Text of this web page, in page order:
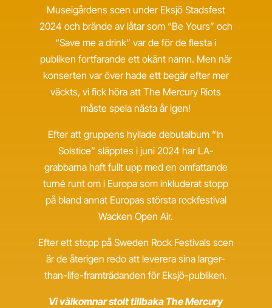
Museigårdens scen under Eksjö Stadsfest
2024 och brände av låtar som “Be Yours” och
“Save me a drink” var de för de flesta i
publiken fortfarande ett okänt namn. Men när
konserten var över hade ett begär efter mer
väckts, vi fick höra att The Mercury Riots
måste spela nästa år igen!
Efter att gruppens hyllade debutalbum “In
Solstice” släpptes i juni 2024 har LA-
grabbarna haft fullt upp med en omfattande
turné runt om i Europa som inkluderat stopp
på bland annat Europas största rockfestival
Wacken Open Air.
Efter ett stopp på Sweden Rock Festivals scen
är de återigen redo att leverera sina larger-
than-life-framträdanden för Eksjö-publiken.
Vi välkomnar stolt tillbaka The Mercury